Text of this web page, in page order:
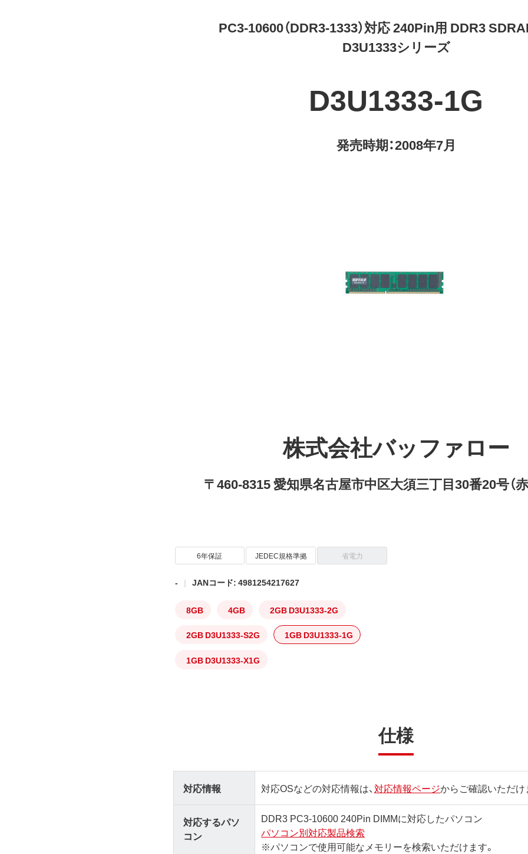
PC3-10600（DDR3-1333）対応 240Pin用 DDR3
D3U1333シリーズ
D3U1333-1G
発売時期：2008年7月
株式会社バッファロー
〒460-8315 愛知県名古屋市中区大須三丁目30番20号（
6年保証 JEDEC規格準拠 省電力
- JANコード: 4981254217627
8GB 4GB 2GB D3U1333-2G
2GB D3U1333-S2G 1GB D3U1333-1G
1GB D3U1333-X1G
仕様
対応情報 対応OSなどの対応情報は、対応情報ページからご確認いただけ
対応するパソ
コン
DDR3 PC3-10600 240Pin DIMMに対応したパソコン
パソコン別対応製品検索
※パソコンで使用可能なメモリーを検索いただけます。